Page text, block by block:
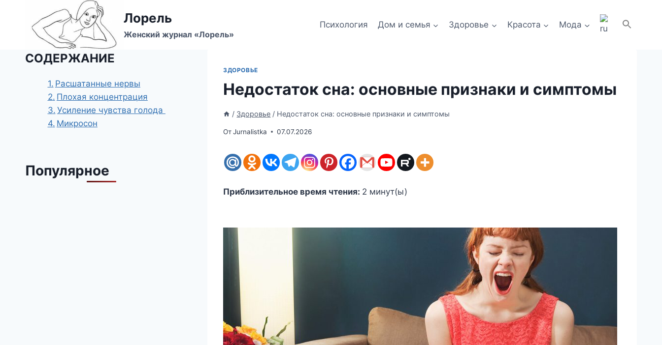
содержимому
Лорель
Женский журнал «Лорель»
Психология Дом и семья Здоровье Красота Мода
ЗДОРОВЬЕ
Недостаток сна: основные признаки и симптомы
/ Здоровье / Недостаток сна: основные признаки и симптомы
ОтJurnalistka 07.07.2026
Приблизительное время чтения: 2 минут(ы)
СОДЕРЖАНИЕ
Расшатанные нервы
Плохая концентрация
Усиление чувства голода
Микросон
Популярное